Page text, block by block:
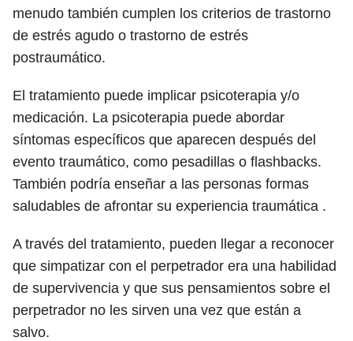
menudo también cumplen los criterios de trastorno
de estrés agudo o trastorno de estrés
postraumático.
El tratamiento puede implicar psicoterapia y/o
medicación. La psicoterapia puede abordar
síntomas específicos que aparecen después del
evento traumático, como pesadillas o flashbacks.
También podría enseñar a las personas formas
saludables de afrontar su experiencia traumática .
A través del tratamiento, pueden llegar a reconocer
que simpatizar con el perpetrador era una habilidad
de supervivencia y que sus pensamientos sobre el
perpetrador no les sirven una vez que están a
salvo.